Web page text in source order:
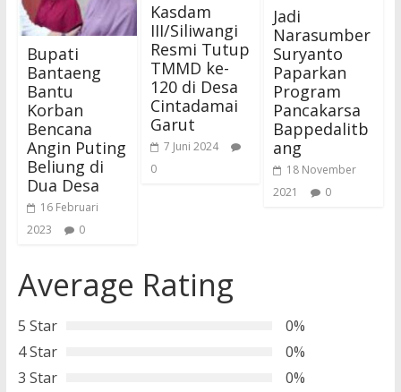
Bupati
Bantaeng
Bantu
Korban
Bencana
Angin Puting
Beliung di
Dua Desa
16 Februari
2023
0
Kasdam
III/Siliwangi
Resmi Tutup
TMMD ke-
120 di Desa
Cintadamai
Garut
7 Juni 2024
0
Jadi
Narasumber
Suryanto
Paparkan
Program
Pancakarsa
Bappedalitb
ang
18 November
2021
0
Average Rating
5 Star
0%
4 Star
0%
3 Star
0%